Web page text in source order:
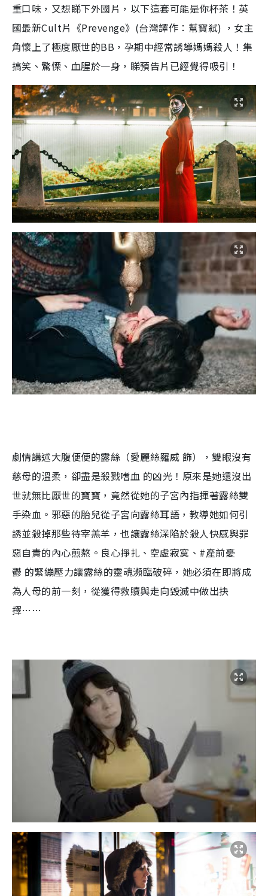
重口味，又想睇下外國片，以下這套可能是你杯茶！英
國最新Cult片《Prevenge》 (台灣譯作：幫寶弒) ，女主
角懷上了極度厭世的BB ，孕期中經常誘導媽媽殺人！集
搞笑、驚慄、血腥於一身，睇預告片已經覺得吸引！
劇情講述大腹便便的露絲（愛麗絲羅威 飾），雙眼沒有
慈母的溫柔，卻盡是殺戮嗜血 的凶光！原來是她還沒出
世就無比厭世的寶寶，竟然從她的子宮內指揮著露絲雙
手染血。邪惡的胎兒從子宮向露絲耳語，教導她如何引
誘並殺掉那些待宰羔羊，也讓露絲深陷於殺人快感與罪
惡自責的內心煎熬。良心掙扎、空虛寂寞、 #產前憂
鬱 的緊繃壓力讓露絲的靈魂瀕臨破碎，她必須在即將成
為人母的前一刻，從獲得救贖與走向毀滅中做出抉
擇……